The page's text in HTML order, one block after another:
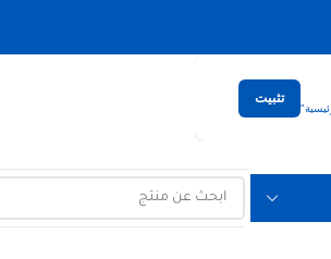
تثبيت
العراق